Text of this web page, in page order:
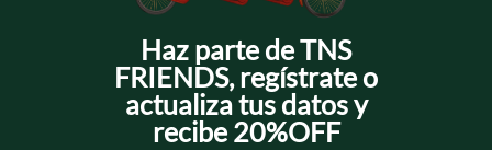
Haz parte de TNS
FRIENDS, regístrate o
actualiza tus datos y
recibe 20%OFF